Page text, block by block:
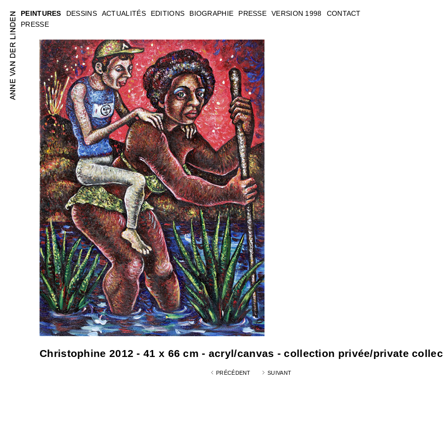
PEINTURES
PRESSE
DESSINS ACTUALITÉS EDITIONS BIOGRAPHIE PRESSE VERSION 1998 CONTACT
Christophine 2012 - 41 x 66 cm - acryl/canvas - collection privée/private
PRÉCÉDENT SUIVANT